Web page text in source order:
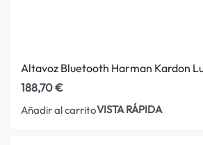
Altavoz Bluetooth Harman Kardon
188,70€
Añadir al carritoVISTA RÁPIDA